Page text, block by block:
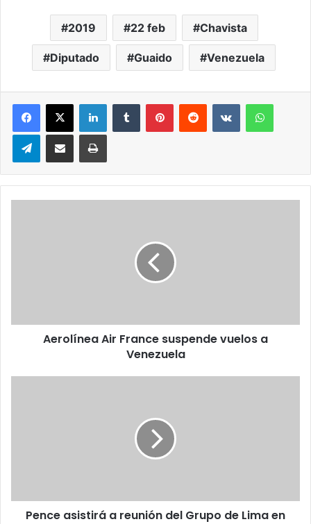
2019 22 feb Chavista
Diputado Guaido Venezuela
LinkedInTumblr PinterestReddit VKontakte
TelegramCompartir via correo electrónicoImpresión
Aerolínea Air France suspende vuelos a
Venezuela
en
Colombia
Pence asistirá a reunión del Grupo de Lima en